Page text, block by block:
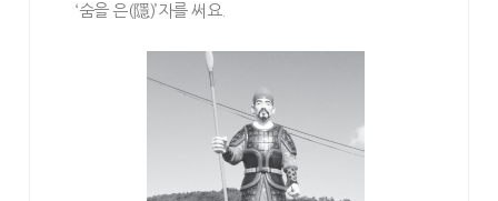
‘숨을 은(隱)’자를 써요.